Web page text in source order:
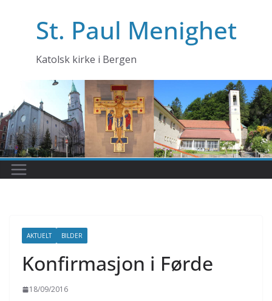
St. Paul Menighet
Katolsk kirke i Bergen
AKTUELT BILDER
Konfirmasjon i Førde
18/09/2016